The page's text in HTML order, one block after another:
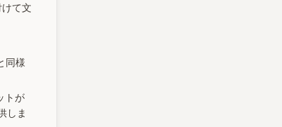
て文
同様
トが
しま